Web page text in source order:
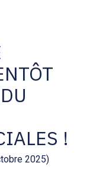
!
2025)